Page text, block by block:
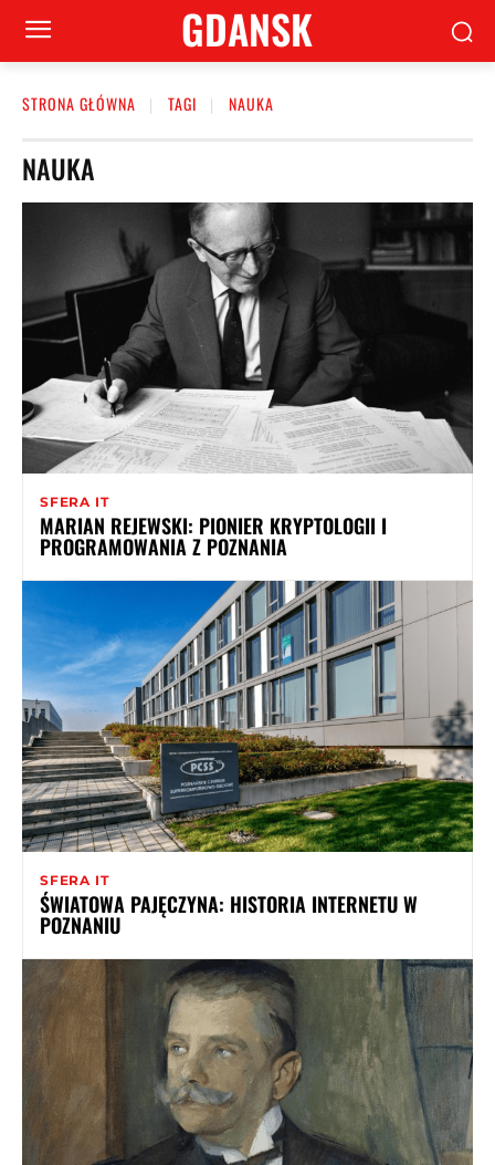
GDANSK
STRONA GŁÓWNA TAGI NAUKA
NAUKA
SFERA IT
MARIAN REJEWSKI: PIONIER KRYPTOLOGII I
PROGRAMOWANIA Z POZNANIA
SFERA IT
ŚWIATOWA PAJĘCZYNA: HISTORIA INTERNETU W
POZNANIU